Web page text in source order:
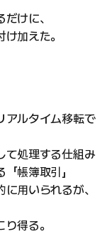
けに、
加えた。
アルタイム移転で
て処理する仕組み
帳簿取引」
用いられるが、
得る。